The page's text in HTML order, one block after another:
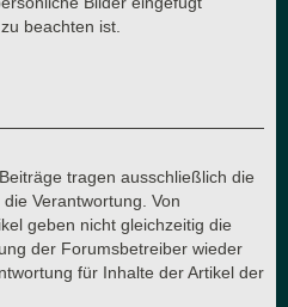
beachten ist.
tragen ausschließlich die
Verantwortung. Von
geben nicht gleichzeitig die
der Forumsbetreiber wieder
für Inhalte der Artikel der